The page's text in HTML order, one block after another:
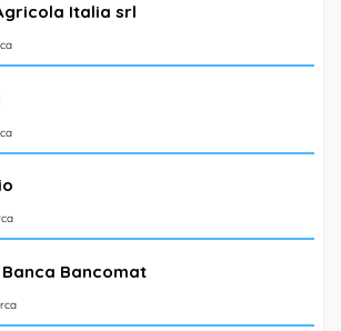
Italia srl
Bancomat